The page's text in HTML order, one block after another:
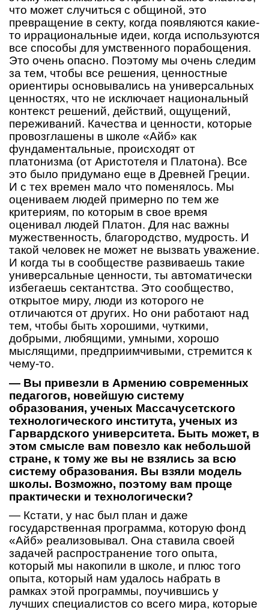
что может случиться с общиной, это
превращение в секту, когда появляются какие-
то иррациональные идеи, когда используются
все способы для умственного порабощения.
Это очень опасно. Поэтому мы очень следим
за тем, чтобы все решения, ценностные
ориентиры основывались на универсальных
ценностях, что не исключает национальный
контекст решений, действий, ощущений,
переживаний. Качества и ценности, которые
провозглашены в школе «Айб» как
фундаментальные, происходят от
платонизма (от Аристотеля и Платона). Все
это было придумано еще в Древней Греции.
И с тех времен мало что поменялось. Мы
оцениваем людей примерно по тем же
критериям, по которым в свое время
оценивал людей Платон. Для нас важны
мужественность, благородство, мудрость. И
такой человек не может не вызвать уважение.
И когда ты в сообществе развиваешь такие
универсальные ценности, ты автоматически
избегаешь сектантства. Это сообщество,
открытое миру, люди из которого не
отличаются от других. Но они работают над
тем, чтобы быть хорошими, чуткими,
добрыми, любящими, умными, хорошо
мыслящими, предприимчивыми, стремится к
чему-то.
— Вы привезли в Армению современных
педагогов, новейшую систему
образования, ученых Массачусетского
технологического института, ученых из
Гарвардского университета. Быть может, в
этом смысле вам повезло как небольшой
стране, к тому же вы не взялись за всю
систему образования. Вы взяли модель
школы. Возможно, поэтому вам проще
практически и технологически?
— Кстати, у нас был план и даже
государственная программа, которую фонд
«Айб» реализовывал. Она ставила своей
задачей распространение того опыта,
который мы накопили в школе, и плюс того
опыта, который нам удалось набрать в
рамках этой программы, поучившись у
лучших специалистов со всего мира, которые